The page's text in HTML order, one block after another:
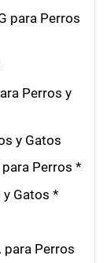
para Perros
Perros y
y Gatos
Perros *
Gatos *
para Perros